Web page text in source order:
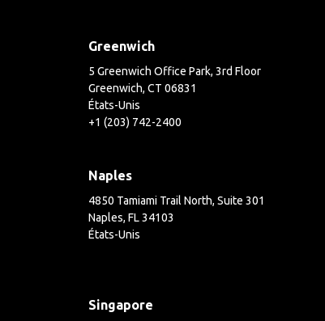
Greenwich
5 Greenwich Office Park, 3rd Floor
Greenwich, CT 06831
États-Unis
+1 (203) 742-2400
Naples
4850 Tamiami Trail North, Suite 301
Naples, FL 34103
États-Unis
Singapore